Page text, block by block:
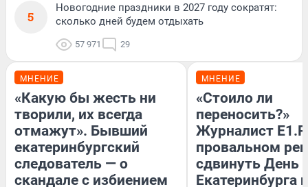
5
Новогодние праздники в 2027 году сократят:
сколько дней будем отдыхать
57 971 29
МНЕНИЕ
«Какую бы жесть ни
творили, их всегда
отмажут». Бывший
екатеринбургский
следователь — о
скандале с избиением
МНЕНИЕ
«Стоило ли
переносить?»
Журналист
провальном
сдвинуть День
Екатеринбурга